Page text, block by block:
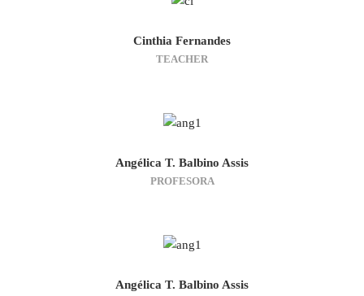
Cinthia Fernandes
TEACHER
Angélica T. Balbino Assis
PROFESORA
Angélica T. Balbino Assis